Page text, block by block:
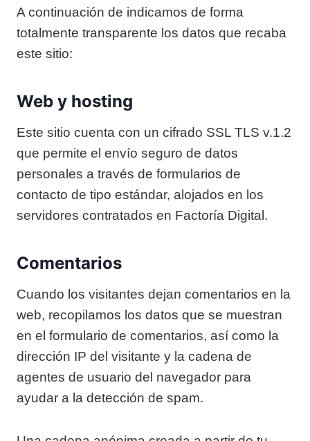
A continuación de indicamos de forma
totalmente transparente los datos que recaba
este sitio:
Web y hosting
Este sitio cuenta con un cifrado SSL TLS v.1.2
que permite el envío seguro de datos
personales a través de formularios de
contacto de tipo estándar, alojados en los
servidores contratados en Factoría Digital.
Comentarios
Cuando los visitantes dejan comentarios en la
web, recopilamos los datos que se muestran
en el formulario de comentarios, así como la
dirección IP del visitante y la cadena de
agentes de usuario del navegador para
ayudar a la detección de spam.